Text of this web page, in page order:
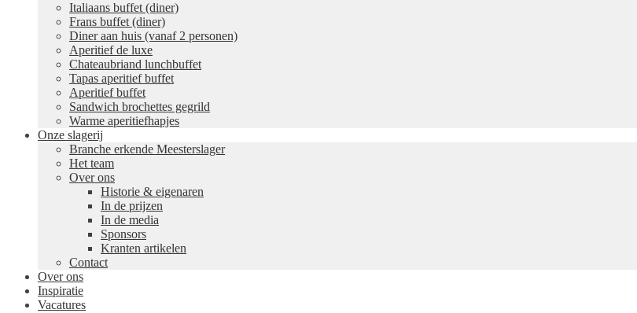
Italiaans buffet (diner)
Frans buffet (diner)
Diner aan huis (vanaf 2 personen)
Aperitief de luxe
Chateaubriand lunchbuffet
Tapas aperitief buffet
Aperitief buffet
Sandwich brochettes gegrild
Warme aperitiefhapjes
Onze slagerij
Branche erkende Meesterslager
Het team
Over ons
Historie & eigenaren
In de prijzen
In de media
Sponsors
Kranten artikelen
Contact
Over ons
Inspiratie
Vacatures